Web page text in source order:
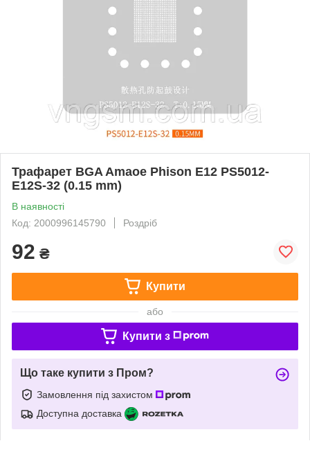
Трафарет BGA Amaoe Phison E12 PS5012-
E12S-32 (0.15 mm)
В наявності
Код: 2000996145790
Роздріб
92 ₴
Купити
або
Купити з
Що таке купити з Пром?
Замовлення під захистом
Доступна доставка